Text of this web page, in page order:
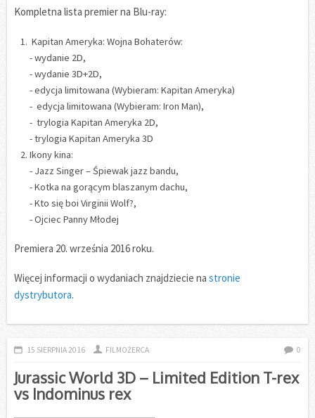
Kompletna lista premier na Blu-ray:
Kapitan Ameryka: Wojna Bohaterów:
- wydanie 2D,
- wydanie 3D+2D,
- edycja limitowana (Wybieram: Kapitan Ameryka)
- edycja limitowana (Wybieram: Iron Man),
- trylogia Kapitan Ameryka 2D,
- trylogia Kapitan Ameryka 3D
Ikony kina:
- Jazz Singer – Śpiewak jazz bandu,
- Kotka na gorącym blaszanym dachu,
- Kto się boi Virginii Wolf?,
- Ojciec Panny Młodej
Premiera 20. września 2016 roku.
Więcej informacji o wydaniach znajdziecie na stronie
dystrybutora.
15 SIERPNIA 2016 FILMOŻERCA 0
Jurassic World 3D – Limited Edition T-rex
vs Indominus rex